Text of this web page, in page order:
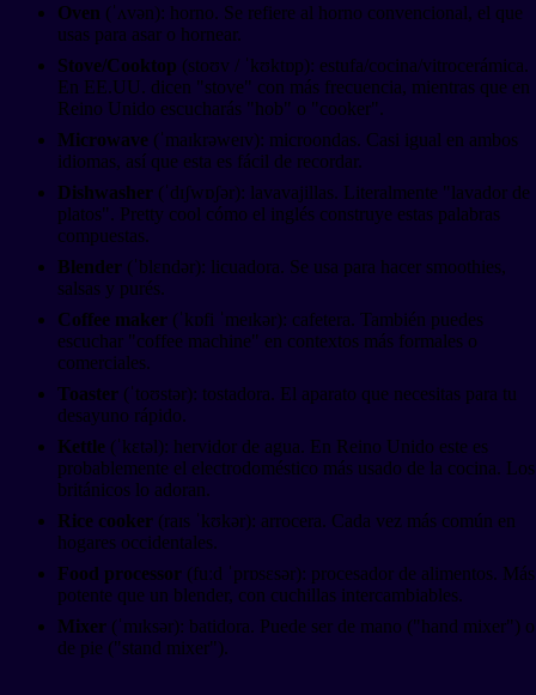
Oven (ˈʌvən): horno. Se refiere al horno convencional, el que
usas para asar o hornear.
Stove/Cooktop (stoʊv / ˈkʊktɒp): estufa/cocina/vitrocerámica.
En EE.UU. dicen "stove" con más frecuencia, mientras que en
Reino Unido escucharás "hob" o "cooker".
Microwave (ˈmaɪkrəweɪv): microondas. Casi igual en ambos
idiomas, así que esta es fácil de recordar.
Dishwasher (ˈdɪʃwɒʃər): lavavajillas. Literalmente "lavador de
platos". Pretty cool cómo el inglés construye estas palabras
compuestas.
Blender (ˈblɛndər): licuadora. Se usa para hacer smoothies,
salsas y purés.
Coffee maker (ˈkɒfi ˈmeɪkər): cafetera. También puedes
escuchar "coffee machine" en contextos más formales o
comerciales.
Toaster (ˈtoʊstər): tostadora. El aparato que necesitas para tu
desayuno rápido.
Kettle (ˈkɛtəl): hervidor de agua. En Reino Unido este es
probablemente el electrodoméstico más usado de la cocina. Los
británicos lo adoran.
Rice cooker (raɪs ˈkʊkər): arrocera. Cada vez más común en
hogares occidentales.
Food processor (fuːd ˈprɒsɛsər): procesador de alimentos. Más
potente que un blender, con cuchillas intercambiables.
Mixer (ˈmɪksər): batidora. Puede ser de mano ("hand mixer") o
de pie ("stand mixer").